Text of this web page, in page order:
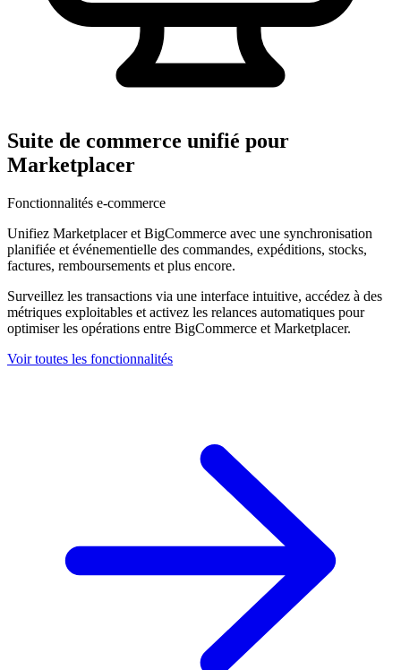
Suite de commerce unifié pour
Marketplacer
Fonctionnalités e-commerce
Unifiez Marketplacer et BigCommerce avec une synchronisation
planifiée et événementielle des commandes, expéditions, stocks,
factures, remboursements et plus encore.
Surveillez les transactions via une interface intuitive, accédez à des
métriques exploitables et activez les relances automatiques pour
optimiser les opérations entre BigCommerce et Marketplacer.
Voir toutes les fonctionnalités